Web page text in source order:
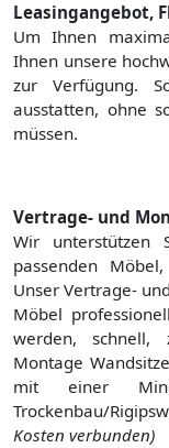
Leasingangebot,
Um Ihnen
Ihnen unsere
zur Verfügung.
ausstatten, ohne
müssen.
Vertrage- und
Wir
passenden
Unser Vertrage-
Möbel
werden, schnell,
Montage
mit einer
Trockenbau/
Kosten verbunden)